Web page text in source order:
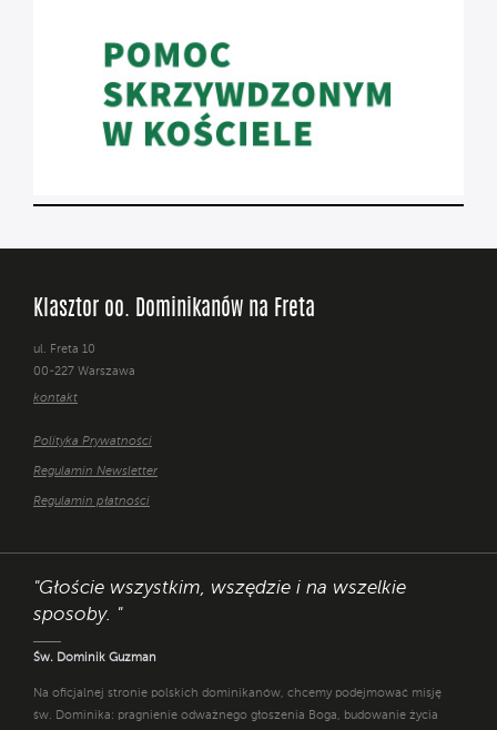
Klasztor oo. Dominikanów na Freta
ul. Freta 10
00-227 Warszawa
kontakt
Polityka Prywatności
Regulamin Newsletter
Regulamin płatności
"Głoście wszystkim, wszędzie i na wszelkie
sposoby. "
Św. Dominik Guzman
Na oficjalnej stronie polskich dominikanów, chcemy podejmować misję
św. Dominika: pragnienie odważnego głoszenia Boga, budowanie życia